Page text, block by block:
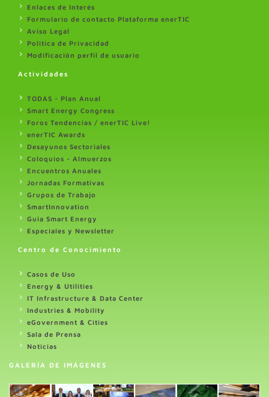
Enlaces de Interés
Formulario de contacto Plataforma enerTIC
Aviso Legal
Politica de Privacidad
Modificación perfil de usuario
Actividades
TODAS - Plan Anual
Smart Energy Congress
Foros Tendencias / enerTIC Live!
enerTIC Awards
Desayunos Sectoriales
Coloquios - Almuerzos
Encuentros Anuales
Jornadas Formativas
Grupos de Trabajo
SmartInnovation
Guia Smart Energy
Especiales y Newsletter
Centro de Conocimiento
Casos de Uso
Energy & Utilities
IT Infrastructure & Data Center
Industries & Mobility
eGovernment & Cities
Sala de Prensa
Noticias
GALERÍA DE IMÁGENES